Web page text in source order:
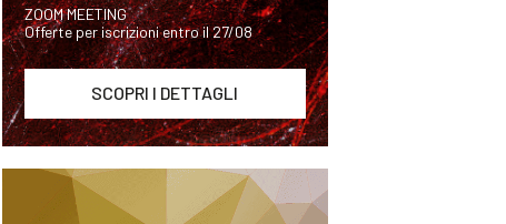
ZOOM MEETING
Offerte per iscrizioni entro il 27/08
SCOPRI I DETTAGLI